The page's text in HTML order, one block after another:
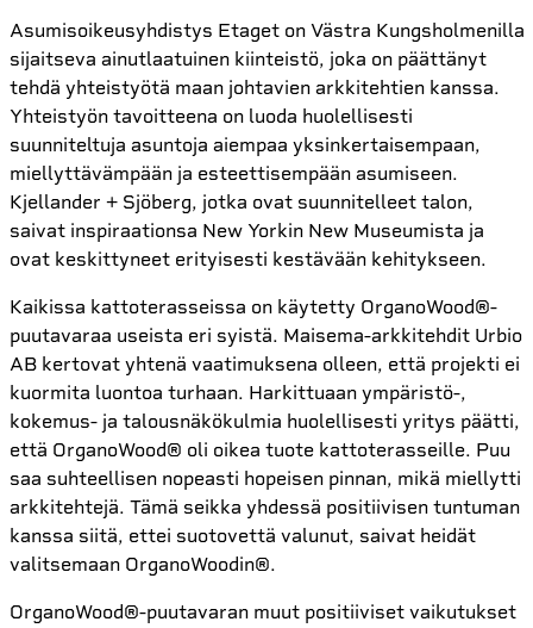
Asumisoikeusyhdistys Etaget on Västra Kungsholmenilla
sijaitseva ainutlaatuinen kiinteistö, joka on päättänyt
tehdä yhteistyötä maan johtavien arkkitehtien kanssa.
Yhteistyön tavoitteena on luoda huolellisesti
suunniteltuja asuntoja aiempaa yksinkertaisempaan,
miellyttävämpään ja esteettisempään asumiseen.
Kjellander + Sjöberg, jotka ovat suunnitelleet talon,
saivat inspiraationsa New Yorkin New Museumista ja
ovat keskittyneet erityisesti kestävään kehitykseen.
Kaikissa kattoterasseissa on käytetty OrganoWood®-
puutavaraa useista eri syistä. Maisema-arkkitehdit Urbio
AB kertovat yhtenä vaatimuksena olleen, että projekti ei
kuormita luontoa turhaan. Harkittuaan ympäristö-,
kokemus- ja talousnäkökulmia huolellisesti yritys päätti,
että OrganoWood® oli oikea tuote kattoterasseille. Puu
saa suhteellisen nopeasti hopeisen pinnan, mikä miellytti
arkkitehtejä. Tämä seikka yhdessä positiivisen tuntuman
kanssa siitä, ettei suotovettä valunut, saivat heidät
valitsemaan OrganoWoodin®.
OrganoWood®-puutavaran muut positiiviset vaikutukset